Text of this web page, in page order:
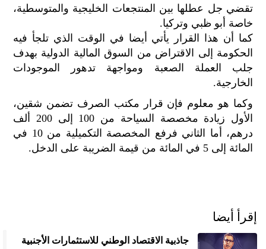
تقضي جل عطلها بين المنتجعات الخليجية والمتوسطية،
خاصة أبو ظبي وتركيا.
كما أن هذا القرار يأتي أيضا في الوقت الذي تلجأ فيه
الحكومة إلى الاقتراض من السوق المالية الدولية بهدف
جلب العملة الصعبة ومواجهة تدهور الموجودات
الخارجية.
وكما هو معلوم فإن قرار مكتب الصرف تضمن شقين،
الأول زيادة مخصصة السياحة من 100 إلى 200 ألف
درهم، أما الثاني فرفع المخصصة التكميلية من 10 في
المائة إلى 5 في المائة من قيمة الضريبة على الدخل.
إقرأ أيضا
جاذبية الاقتصاد الوطني للاستثمارات الأجنبية